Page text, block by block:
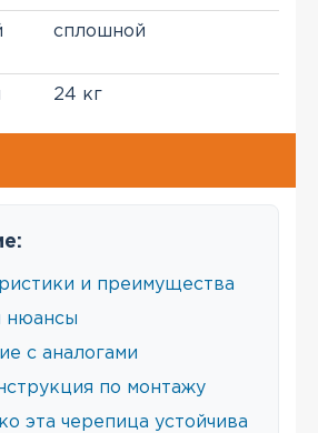
сплошной
24 кг
и преимущества
нюансы
с аналогами
по монтажу
эта черепица устойчива